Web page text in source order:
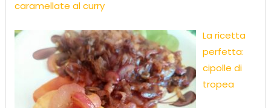
caramellate al curry
La ricetta
perfetta:
cipolle di
tropea